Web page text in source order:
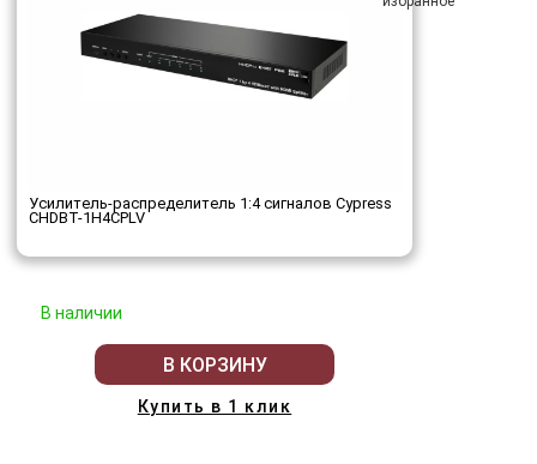
Усилитель-распределитель 1:4 сигналов Cypress
CHDBT-1H4CPLV
В наличии
В КОРЗИНУ
Купить в 1 клик